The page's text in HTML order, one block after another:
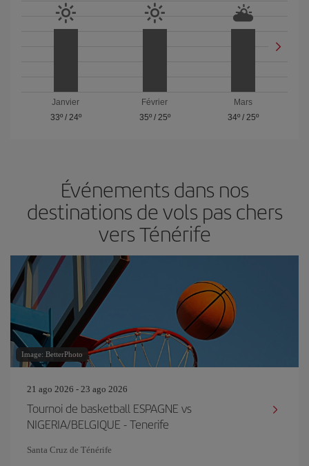
Janvier
33º/ 24º
Février
35º/ 25º
Mars
34º /25º
Événements dans nos
destinations de vols pas chers
vers Ténérife
Image: BetterPhoto
21 ago 2026 - 23 ago 2026
Tournoi de basketball ESPAGNE vs
NIGERIA/BELGIQUE - Tenerife
Santa Cruz de Ténérife